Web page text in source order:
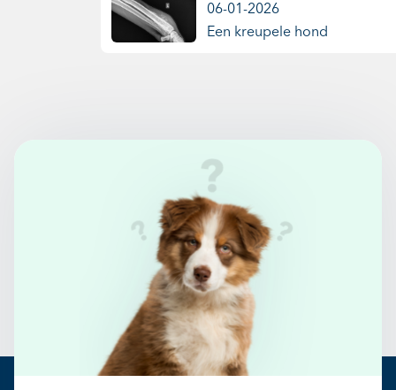
06-01-2026
Een kreupele hond